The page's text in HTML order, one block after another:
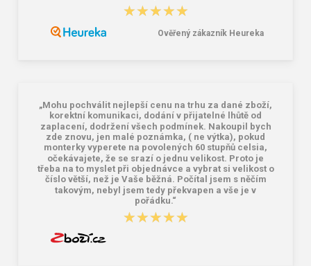
★★★★★
★★★★★
Ověřený zákazník Heureka
„Mohu pochválit nejlepší cenu na trhu za dané zboží,
korektní komunikaci, dodání v přijatelné lhůtě od
zaplacení, dodržení všech podmínek. Nakoupil bych
zde znovu, jen malé poznámka, ( ne výtka), pokud
monterky vyperete na povolených 60 stupňů celsia,
očekávajete, že se srazí o jednu velikost. Proto je
třeba na to myslet při objednávce a vybrat si velikost o
číslo větší, než je Vaše běžná. Počítal jsem s něčím
takovým, nebyl jsem tedy překvapen a vše je v
pořádku.“
★★★★★
★★★★★